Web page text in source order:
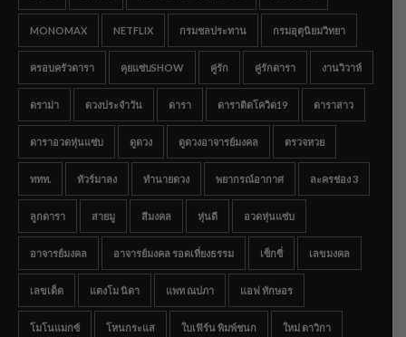
MONOMAX NETFLIX กรมชลประทาน กรมอุตุนิยมวิทยา
ครอบครัวดารา คุยแซ่บSHOW คู่รัก คู่รักดารา งานวิวาห์
ดราม่า ดวงประจำวัน ดารา ดาราติดโควิด19 ดาราสาว
ดาราอวดหุ่นแซ่บ ดูดวง ดูดวงอาจารย์มงคล ตรวจหวย
ททท. ทัวร์มาลง ทำนายดวง พยากรณ์อากาศ ละครช่อง 3
ลูกดารา สายมู สีมงคล หุ่นดี อวดหุ่นแซ่บ
อาจารย์มงคล อาจารย์มงคล รอดเที่ยงธรรม เซ็กซี่ เลขมงคล
เลขเด็ด แตงโม นิดา แพท ณปภา แอฟ ทักษอร
โมโนแมกซ์ โหนกระแส ใบเฟิร์น พิมพ์ชนก ใหม่ ดาวิกา